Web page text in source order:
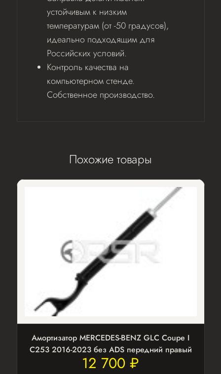
устойчивым к низким
температурам (от -50 градусов),
идеально подходящим для
Российских условий.
Контроль качества на
компьютерном стенде.
Собственное производство.
Похожие товары
Амортизатор MERCEDES-BENZ GLC Coupe I
C253 2016-2023 без ADS передний правый
12 700 ₽